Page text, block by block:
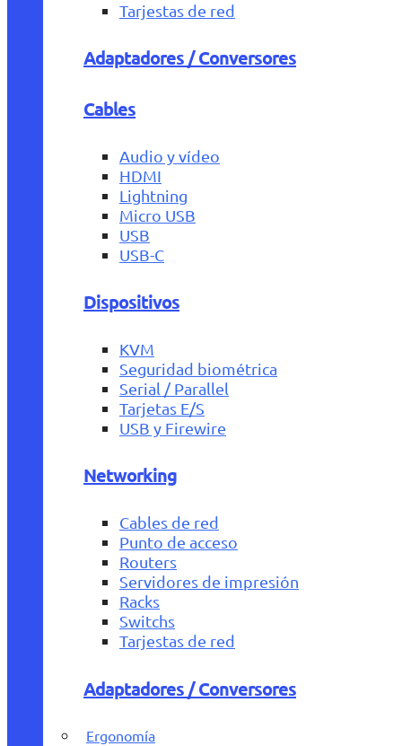
Tarjestas de red
Adaptadores / Conversores
Cables
Audio y vídeo
HDMI
Lightning
Micro USB
USB
USB-C
Dispositivos
KVM
Seguridad biométrica
Serial / Parallel
Tarjetas E/S
USB y Firewire
Networking
Cables de red
Punto de acceso
Routers
Servidores de impresión
Racks
Switchs
Tarjestas de red
Adaptadores / Conversores
Ergonomía